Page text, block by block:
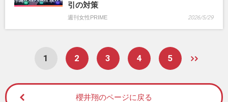
引の対策
週刊女性PRIME 2026/5/29
1 2 3 4 5
櫻井翔のページに戻る